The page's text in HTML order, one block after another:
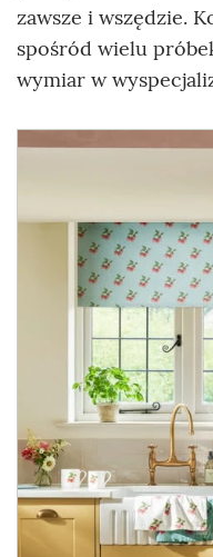
zawsze i wszędzie.
spośród wielu
wymiar w